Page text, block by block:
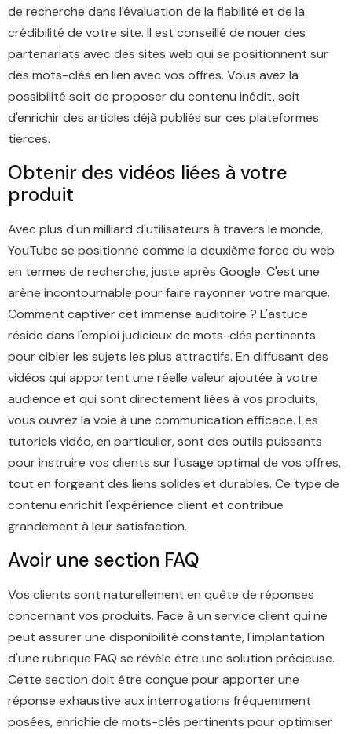
de recherche dans l'évaluation de la fiabilité et de la
crédibilité de votre site. Il est conseillé de nouer des
partenariats avec des sites web qui se positionnent sur
des mots-clés en lien avec vos offres. Vous avez la
possibilité soit de proposer du contenu inédit, soit
d'enrichir des articles déjà publiés sur ces plateformes
tierces.
Obtenir des vidéos liées à votre
produit
Avec plus d'un milliard d'utilisateurs à travers le monde,
YouTube se positionne comme la deuxième force du web
en termes de recherche, juste après Google. C'est une
arène incontournable pour faire rayonner votre marque.
Comment captiver cet immense auditoire ? L'astuce
réside dans l'emploi judicieux de mots-clés pertinents
pour cibler les sujets les plus attractifs. En diffusant des
vidéos qui apportent une réelle valeur ajoutée à votre
audience et qui sont directement liées à vos produits,
vous ouvrez la voie à une communication efficace. Les
tutoriels vidéo, en particulier, sont des outils puissants
pour instruire vos clients sur l'usage optimal de vos offres,
tout en forgeant des liens solides et durables. Ce type de
contenu enrichit l'expérience client et contribue
grandement à leur satisfaction.
Avoir une section FAQ
Vos clients sont naturellement en quête de réponses
concernant vos produits. Face à un service client qui ne
peut assurer une disponibilité constante, l'implantation
d'une rubrique FAQ se révèle être une solution précieuse.
Cette section doit être conçue pour apporter une
réponse exhaustive aux interrogations fréquemment
posées, enrichie de mots-clés pertinents pour optimiser